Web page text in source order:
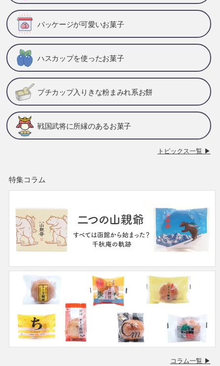
パッケージが可愛いお菓子
ハスカップを使ったお菓子
プチカップ入りきな粉まみれ系お餅
戦国武将に所縁のあるお菓子
トピックス一覧 ▶
特集コラム
コラム一覧 ▶